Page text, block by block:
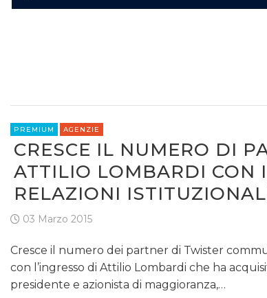
PREMIUM AGENZIE
CRESCE IL NUMERO DI
ATTILIO LOMBARDI CON
RELAZIONI
03 Marzo 2015
Cresce il numero dei partner di Twister
con l’ingresso di Attilio Lombardi che ha
presidente e azionista di maggioranza,…